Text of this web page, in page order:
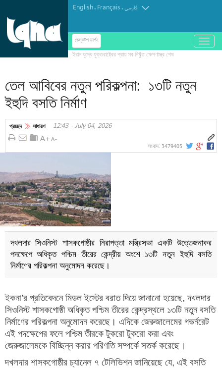
English. Français.فارسی
ডেস্কটপ ভার্শন
باز
و
তেল আবিবের নতুন পরিকল্পনা: ১৩টি নতুন
ইহুদি বসতি নির্মাণ
প্রচ্ছদ সাধারণ 12:43 - July 04, 2026
সংবাদ: 3479405
দখলদার সিওনিস্ট শাসকগোষ্ঠীর নিরাপত্তা মন্ত্রিসভা একটি উত্তেজনাকর
পদক্ষেপে অধিকৃত পশ্চিম তীরের কেন্দ্রীয় অংশে ১৩টি নতুন ইহুদি বসতি
নির্মাণের পরিকল্পনা অনুমোদন করেছে।
ইকনা’র প্রতিবেদনে মিডল ইস্টের বরাত দিয়ে জানানো হয়েছে, দখলদার
সিওনিস্ট শাসকগোষ্ঠী অধিকৃত পশ্চিম তীরের কেন্দ্রস্থলে ১৩টি নতুন বসতি
নির্মাণের পরিকল্পনা অনুমোদন করেছে। এদিকে জেরুজালেমের গভর্নরেট
এই পদক্ষেপের ফলে পশ্চিম তীরকে টুকরো টুকরো করা এবং
জেরুজালেমকে বিচ্ছিন্ন করার পরিণতি সম্পর্কে সতর্ক করেছে।
দখলদার শাসকগোষ্ঠীর চ্যানেল ৭ টেলিভিশন জানিয়েছে যে, এই বসতি